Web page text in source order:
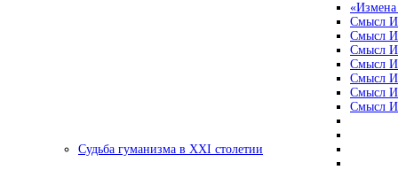
«Измена
Смысл
Смысл
Смысл
Смысл
Смысл
Смысл
Смысл
Судьба гуманизма в XXI столетии